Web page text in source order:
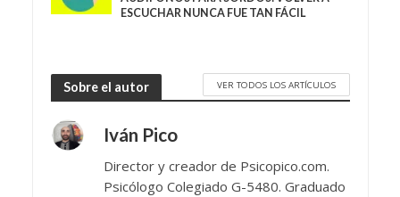
ESCUCHAR NUNCA FUE TAN FÁCIL
Sobre el autor VER TODOS LOS ARTÍCULOS
Iván Pico
Director y creador de Psicopico.com.
Psicólogo Colegiado G-5480. Graduado